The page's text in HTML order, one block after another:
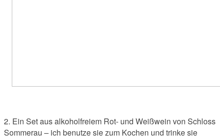
2. Ein Set aus alkoholfreiem Rot- und Weißwein von Schloss
Sommerau – ich benutze sie zum Kochen und trinke sie